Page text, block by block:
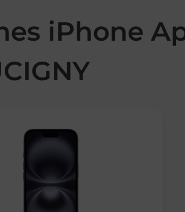
iPhone